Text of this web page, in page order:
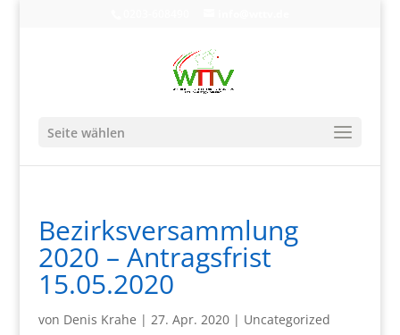
Seite wählen
Bezirksversammlung
2020 – Antragsfrist
15.05.2020
von Denis Krahe | 27. Apr. 2020| Uncategorized